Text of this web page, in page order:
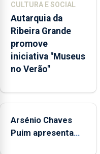
competências
pessoais,
emocionais
e
sociais
junto
crianças
CULTURA E SOCIAL
Autarquia da
Ribeira Grande
promove
iniciativa "Museus
no Verão"
Arsénio Chaves
Puim apresenta